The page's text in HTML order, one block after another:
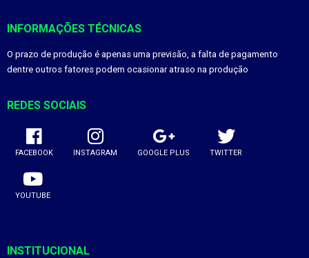
INFORMAÇÕES TÉCNICAS
O prazo de produção é apenas uma previsão, a falta de pagamento
dentre outros fatores podem ocasionar atraso na produção
REDES SOCIAIS
FACEBOOK INSTAGRAM GOOGLE PLUS TWITTER
YOUTUBE
INSTITUCIONAL